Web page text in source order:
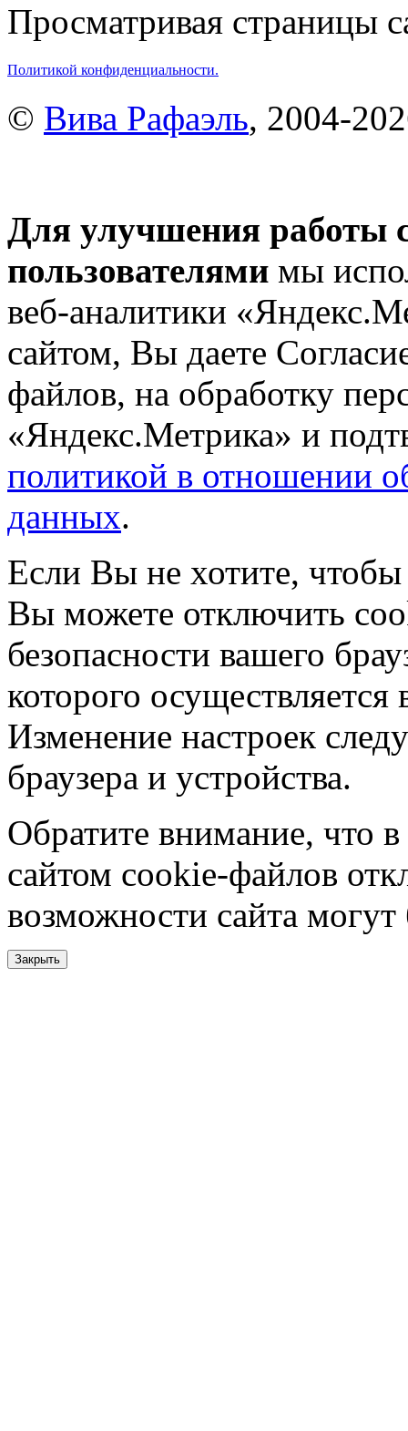
Просматривая страницы
Политикой конфиденциальности.
© Вива Рафаэль, 2004-
Для улучшения работы
пользователями мы
веб-аналитики
сайтом, Вы даете
файлов, на обработку
«Яндекс.Метрика» и
политикой в отношении
данных.
Если Вы не хотите,
Вы можете отключить
безопасности вашего
которого
Изменение настроек
браузера и устройства.
Обратите внимание, что в
сайтом cookie-файлов
возможности сайта
Закрыть